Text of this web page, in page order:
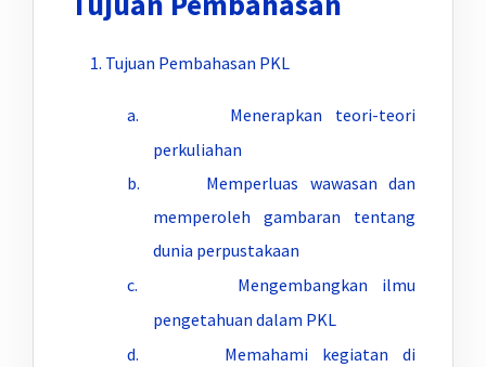
Tujuan Pembahasan PKL
a. Menerapkan teori-teori
perkuliahan
b. Memperluas wawasan dan
memperoleh gambaran tentang
dunia perpustakaan
c. Mengembangkan ilmu
pengetahuan dalam PKL
d. Memahami kegiatan di